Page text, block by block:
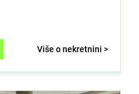
Više o nekretnini >